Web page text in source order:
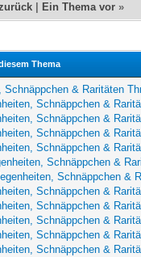
Ein Thema vor »
Thema
Schnäppchen & Raritäten
Schnäppchen &
Schnäppchen &
Schnäppchen &
Schnäppchen &
Schnäppchen &
Schnäppchen &
Schnäppchen &
Schnäppchen &
Schnäppchen &
Schnäppchen &
Schnäppchen &